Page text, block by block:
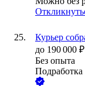
Курьер
до 190 000 ₽
Без опыта
Подработка